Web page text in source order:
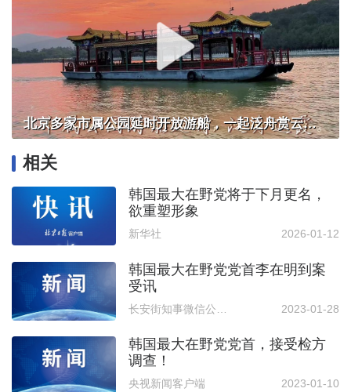
北京多家市属公园延时开放游船，一起泛舟赏云霞！
相关
韩国最大在野党将于下月更名，
欲重塑形象
新华社 2026-01-12
韩国最大在野党党首李在明到案
受讯
2023-01-28
韩国最大在野党党首，接受检方
调查！
央视新闻客户端 2023-01-10